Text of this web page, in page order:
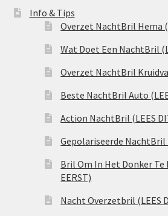
Info & Tips
Overzet NachtBril Hema
Wat Doet Een NachtBril
Overzet NachtBril
Beste NachtBril Auto
Action NachtBril (LEES
Gepolariseerde NachtBril
Bril Om In Het Donker Te
EERST)
Nacht Overzetbril (LEES